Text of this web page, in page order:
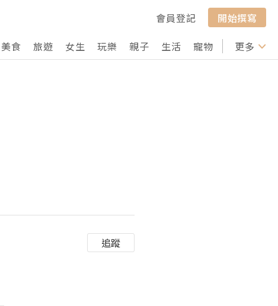
會員登記
開始撰寫
美食 旅遊 女生 玩樂 親子 生活 寵物 行山 打卡
更多
追蹤